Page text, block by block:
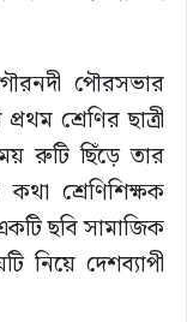
পৌরসভার
শ্রেণির ছাত্রী
রুটি ছিঁড়ে তার
শ্রেণিশিক্ষক
ছবি সামাজিক
নিয়ে দেশব্যাপী